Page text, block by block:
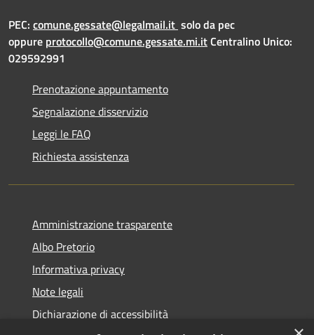
PEC: comune.gessate@legalmail.it solo da pec
oppure protocollo@comune.gessate.mi.itCentralino Unico:
029592991
Prenotazione appuntamento
Segnalazione disservizio
Leggi le FAQ
Richiesta assistenza
Amministrazione trasparente
Albo Pretorio
Informativa privacy
Note legali
Dichiarazione di accessibilità